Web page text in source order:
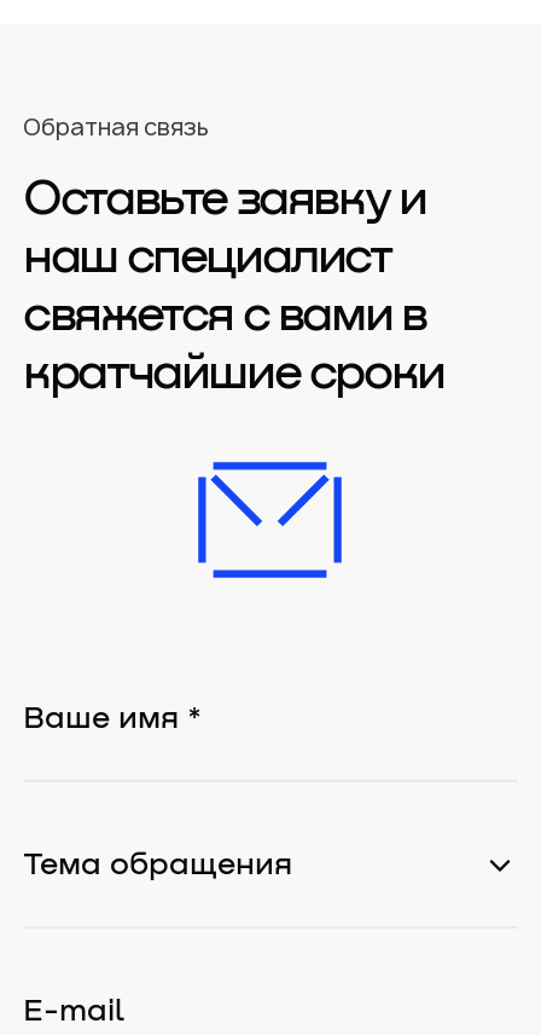
Обратная связь
Оставьте заявку и
наш специалист
свяжется с вами в
кратчайшие сроки
Тема обращения